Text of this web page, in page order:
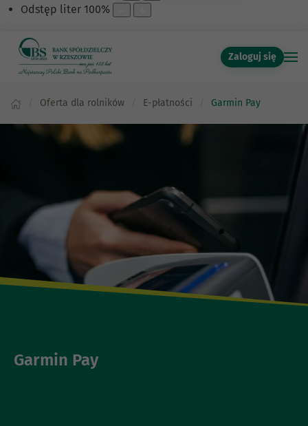
Odstęp liter 100%
Zaloguj się
Oferta dla rolników E-płatności Garmin Pay
Garmin Pay